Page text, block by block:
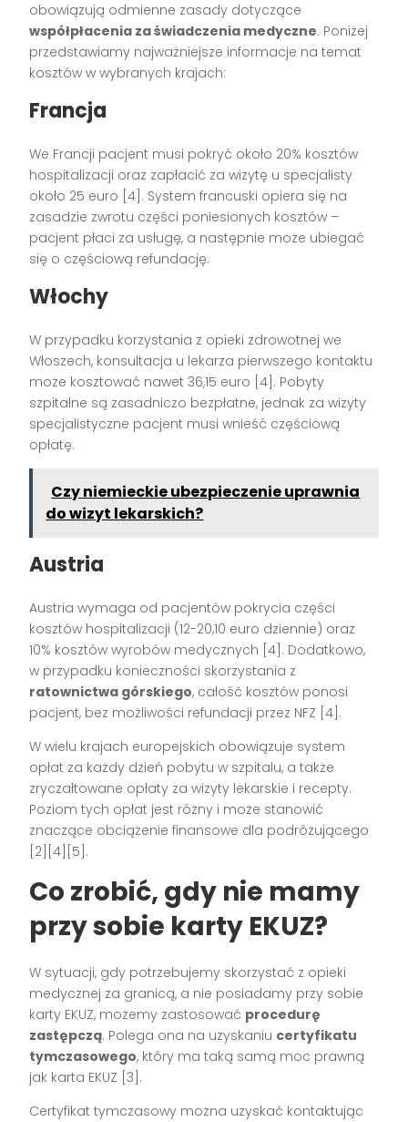
obowiązują odmienne zasady dotyczące
współpłacenia za świadczenia medyczne. Poniżej
przedstawiamy najważniejsze informacje na temat
kosztów w wybranych krajach:
Francja
We Francji pacjent musi pokryć około 20% kosztów
hospitalizacji oraz zapłacić za wizytę u specjalisty
około 25 euro [4]. System francuski opiera się na
zasadzie zwrotu części poniesionych kosztów –
pacjent płaci za usługę, a następnie może ubiegać
się o częściową refundację.
Włochy
W przypadku korzystania z opieki zdrowotnej we
Włoszech, konsultacja u lekarza pierwszego kontaktu
może kosztować nawet 36,15 euro [4]. Pobyty
szpitalne są zasadniczo bezpłatne, jednak za wizyty
specjalistyczne pacjent musi wnieść częściową
opłatę.
Czy niemieckie ubezpieczenie uprawnia
do wizyt lekarskich?
Austria
Austria wymaga od pacjentów pokrycia części
kosztów hospitalizacji (12-20,10 euro dziennie) oraz
10% kosztów wyrobów medycznych [4]. Dodatkowo,
w przypadku konieczności skorzystania z
ratownictwa górskiego, całość kosztów ponosi
pacjent, bez możliwości refundacji przez NFZ [4].
W wielu krajach europejskich obowiązuje system
opłat za każdy dzień pobytu w szpitalu, a także
zryczałtowane opłaty za wizyty lekarskie i recepty.
Poziom tych opłat jest różny i może stanowić
znaczące obciążenie finansowe dla podróżującego
[2][4][5].
Co zrobić, gdy nie mamy
przy sobie karty EKUZ?
W sytuacji, gdy potrzebujemy skorzystać z opieki
medycznej za granicą, a nie posiadamy przy sobie
karty EKUZ, możemy zastosować procedurę
zastępczą. Polega ona na uzyskaniu certyfikatu
tymczasowego, który ma taką samą moc prawną
jak karta EKUZ [3].
Certyfikat tymczasowy można uzyskać kontaktując